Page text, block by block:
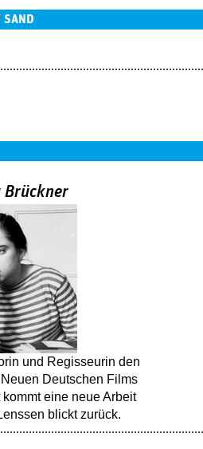
SAND
Brückner
und Regisseurin den
Deutschen Films
eine neue Arbeit
blickt zurück.